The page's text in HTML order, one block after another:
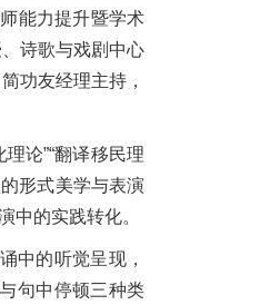
能力提升暨学术
诗歌与戏剧中心
功友经理主持，
论”“翻译移民理
形式美学与表演
中的实践转化。
中的听觉呈现，
句中停顿三种类